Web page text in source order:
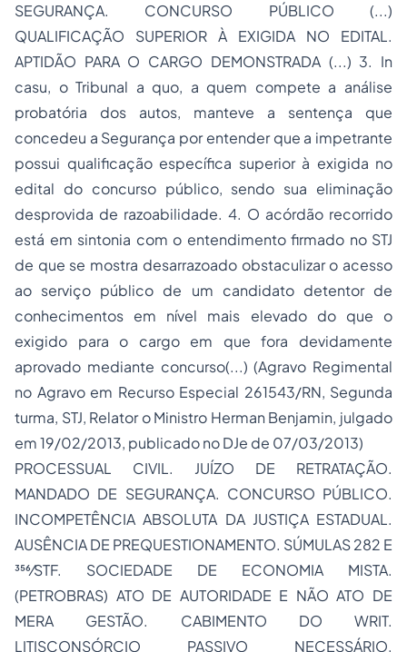
SEGURANÇA. CONCURSO PÚBLICO (...)
QUALIFICAÇÃO SUPERIOR À EXIGIDA NO EDITAL.
APTIDÃO PARA O CARGO DEMONSTRADA (...) 3. In
casu, o Tribunal a quo, a quem compete a análise
probatória dos autos, manteve a sentença que
concedeu a Segurança por entender que a impetrante
possui qualificação específica superior à exigida no
edital do concurso público, sendo sua eliminação
desprovida de razoabilidade. 4. O acórdão recorrido
está em sintonia com o entendimento firmado no STJ
de que se mostra desarrazoado obstaculizar o acesso
ao serviço público de um candidato detentor de
conhecimentos em nível mais elevado do que o
exigido para o cargo em que fora devidamente
aprovado mediante concurso(...) (Agravo Regimental
no Agravo em Recurso Especial 261543/RN, Segunda
turma, STJ, Relator o Ministro Herman Benjamin, julgado
em 19/02/2013, publicado no DJe de 07/03/2013)
PROCESSUAL CIVIL. JUÍZO DE RETRATAÇÃO.
MANDADO DE SEGURANÇA. CONCURSO PÚBLICO.
INCOMPETÊNCIA ABSOLUTA DA JUSTIÇA ESTADUAL.
AUSÊNCIA DE PREQUESTIONAMENTO. SÚMULAS 282 E
356⁄STF. SOCIEDADE DE ECONOMIA MISTA.
(PETROBRAS) ATO DE AUTORIDADE E NÃO ATO DE
MERA GESTÃO. CABIMENTO DO WRIT.
LITISCONSÓRCIO PASSIVO NECESSÁRIO.